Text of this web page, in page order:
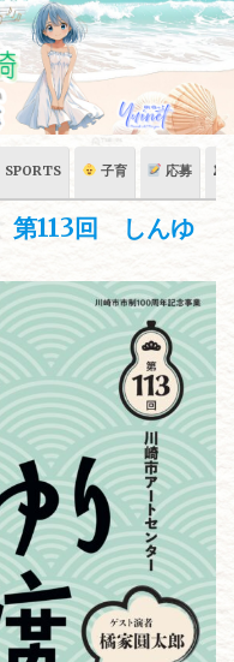
SPORTS 子育 応募 🏛
第113回 しんゆ